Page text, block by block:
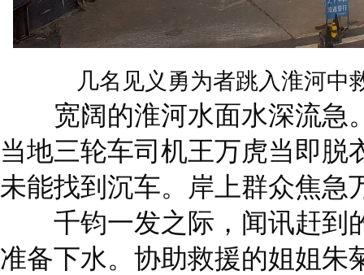
几名见义勇为者跳入淮河中
宽阔的淮河水面水深流急
当地三轮车司机王万虎当即脱
未能找到沉车。岸上群众焦急
千钧一发之际，闻讯赶到
准备下水。协助救援的姐姐朱